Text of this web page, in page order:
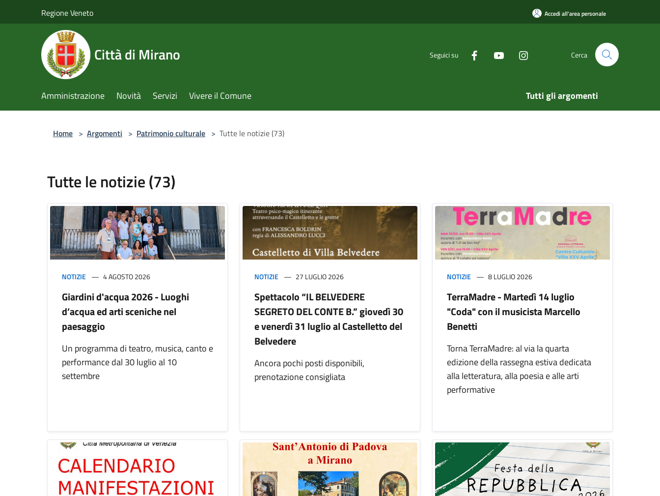
Regione Veneto Accedi all'area personale
Città di Mirano Seguici su Cerca
Amministrazione Novità Servizi Vivere il Comune Tutti gli argomenti
Home > Argomenti > Patrimonio culturale > Tutte le notizie (73)
Tutte le notizie (73)
NOTIZIE 4 AGOSTO 2026
Giardini d'acqua 2026 - Luoghi
d’acqua ed arti sceniche nel
paesaggio
Un programma di teatro, musica, canto e
performance dal 30 luglio al 10
settembre
NOTIZIE 27 LUGLIO 2026
Spettacolo “IL BELVEDERE
SEGRETO DEL CONTE B.” giovedì 30
e venerdì 31 luglio al Castelletto del
Belvedere
Ancora pochi posti disponibili,
prenotazione consigliata
NOTIZIE 8 LUGLIO 2026
TerraMadre - Martedì 14 luglio
"Coda" con il musicista Marcello
Benetti
Torna TerraMadre: al via la quarta
edizione della rassegna estiva dedicata
alla letteratura, alla poesia e alle arti
performative